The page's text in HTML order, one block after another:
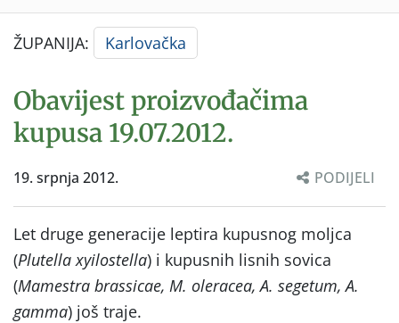
ŽUPANIJA: Karlovačka
Obavijest proizvođačima
kupusa 19.07.2012.
19. srpnja 2012. PODIJELI
Let druge generacije leptira kupusnog moljca
(Plutella xyilostella) i kupusnih lisnih sovica
(Mamestra brassicae, M. oleracea, A. segetum, A.
gamma) još traje.